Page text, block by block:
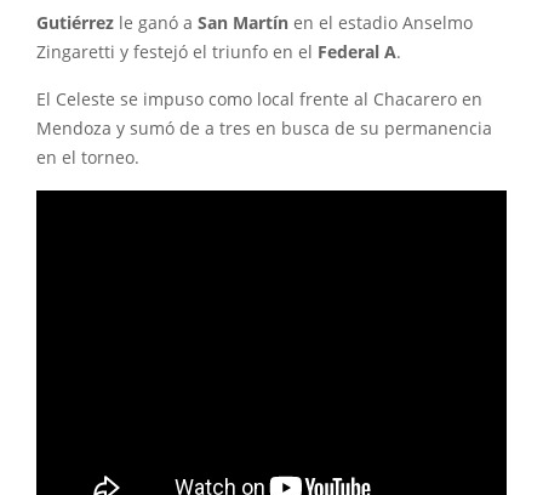
Gutiérrez le ganó a San Martín en el estadio Anselmo
Zingaretti y festejó el triunfo en el Federal A.
El Celeste se impuso como local frente al Chacarero en
Mendoza y sumó de a tres en busca de su permanencia
en el torneo.